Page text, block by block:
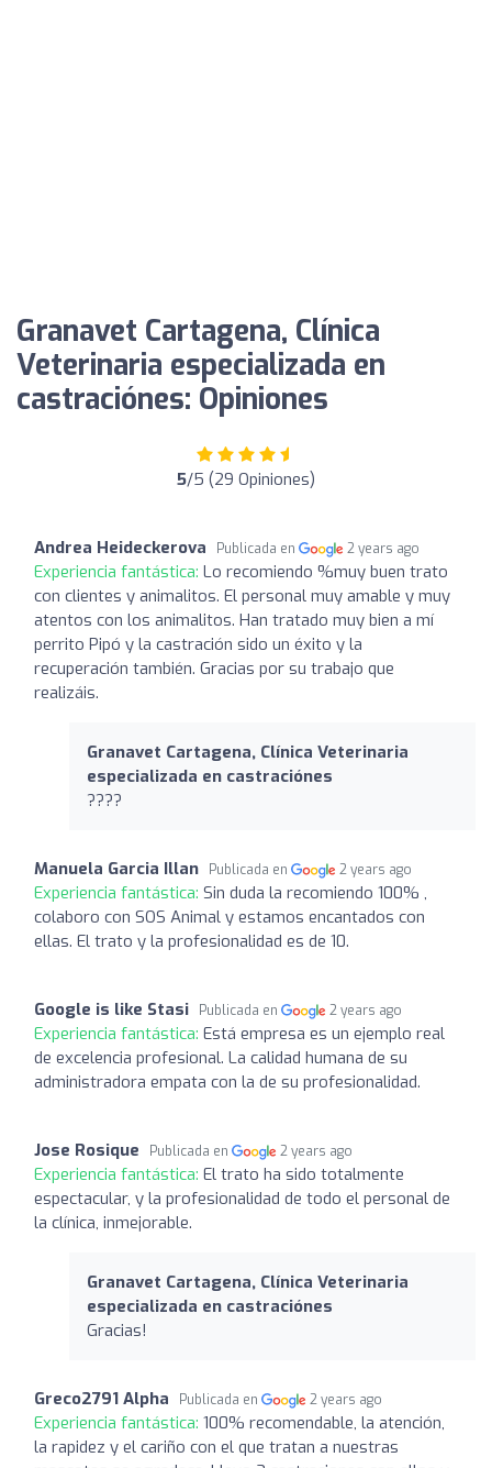
Granavet Cartagena, Clínica
Veterinaria especializada en
castraciónes: Opiniones
5/5 (29 Opiniones)
Andrea Heideckerova Publicada en 2 years ago
Experiencia fantástica: Lo recomiendo %muy buen trato
con clientes y animalitos. El personal muy amable y muy
atentos con los animalitos. Han tratado muy bien a mí
perrito Pipó y la castración sido un éxito y la
recuperación también. Gracias por su trabajo que
realizáis.
Granavet Cartagena, Clínica Veterinaria
especializada en castraciónes
????
Manuela Garcia Illan Publicada en 2 years ago
Experiencia fantástica: Sin duda la recomiendo 100% ,
colaboro con SOS Animal y estamos encantados con
ellas. El trato y la profesionalidad es de 10.
Google is like Stasi Publicada en 2 years ago
Experiencia fantástica: Está empresa es un ejemplo real
de excelencia profesional. La calidad humana de su
administradora empata con la de su profesionalidad.
Jose Rosique Publicada en 2 years ago
Experiencia fantástica: El trato ha sido totalmente
espectacular, y la profesionalidad de todo el personal de
la clínica, inmejorable.
Granavet Cartagena, Clínica Veterinaria
especializada en castraciónes
Gracias!
Greco2791 Alpha Publicada en 2 years ago
Experiencia fantástica: 100% recomendable, la atención,
la rapidez y el cariño con el que tratan a nuestras